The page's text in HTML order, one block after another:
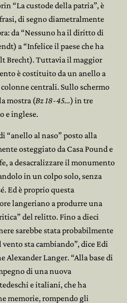
“La custode della patria”, è
di segno diametralmente
da “Nessuno ha il diritto di
a “Infelice il paese che ha
Brecht). Tuttavia il maggior
è costituito da un anello a
centrali. Sullo schermo
mostra (Bz 18-45...) in tre
e inglese.
“anello al naso” posto alla
osteggiato da Casa Pound e
a desacralizzare il monumento
in un colpo solo, senza
Ed è proprio questa
langeriano a produrre una
del relitto. Fino a dieci
sarebbe stata probabilmente
sta cambiando”, dice Edi
Alexander Langer. “Alla base di
di una nuova
e italiani, che ha
memorie, rompendo gli